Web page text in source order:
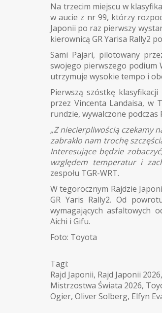
Na trzecim miejscu w
w aucie z nr 99, którzy
Japonii po raz pierwszy
kierownicą GR Yarisa Rally2
Sami Pajari, pilotowany
swojego pierwszego podium
utrzymuje wysokie tempo i
Pierwszą szóstkę
przez Vincenta Landaisa, w
rundzie, wywalczone podczas
„Z niecierpliwością czekamy
zabrakło nam trochę
Interesujące będzie
względem temperatur i
zespołu TGR-WRT.
W tegorocznym Rajdzie
GR Yaris Rally2. Od
wymagających asfaltowych
Aichi i Gifu.
Foto: Toyota
Tagi:
Rajd Japonii, Rajd Japonii 2026,
Mistrzostwa Świata 2026,
Ogier, Oliver Solberg, Elfyn